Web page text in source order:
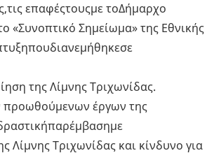
επαφέςτουςμε τοΔήμαρχο
«Συνοπτικό Σημείωμα» της Εθνικής
της Λίμνης Τριχωνίδας.
έργων της
Λίμνης Τριχωνίδας και κίνδυνο για